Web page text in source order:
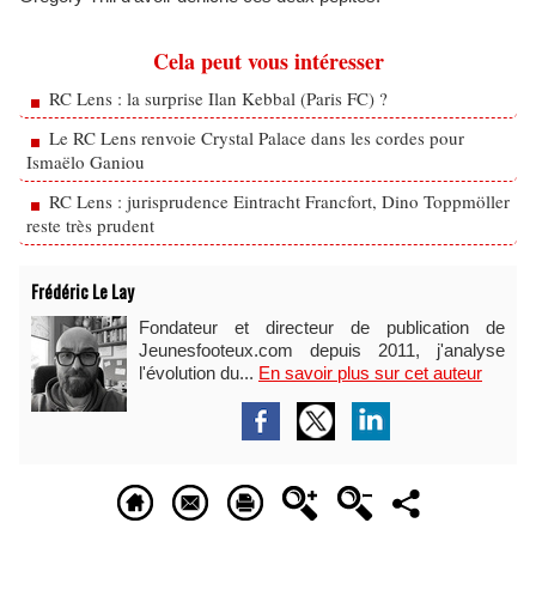
Cela peut vous intéresser
RC Lens : la surprise Ilan Kebbal (Paris FC) ?
Le RC Lens renvoie Crystal Palace dans les cordes pour
Ismaëlo Ganiou
RC Lens : jurisprudence Eintracht Francfort, Dino Toppmöller
reste très prudent
Frédéric Le Lay
Fondateur et directeur de publication de
Jeunesfooteux.com depuis 2011, j'analyse
l'évolution du... En savoir plus sur cet auteur